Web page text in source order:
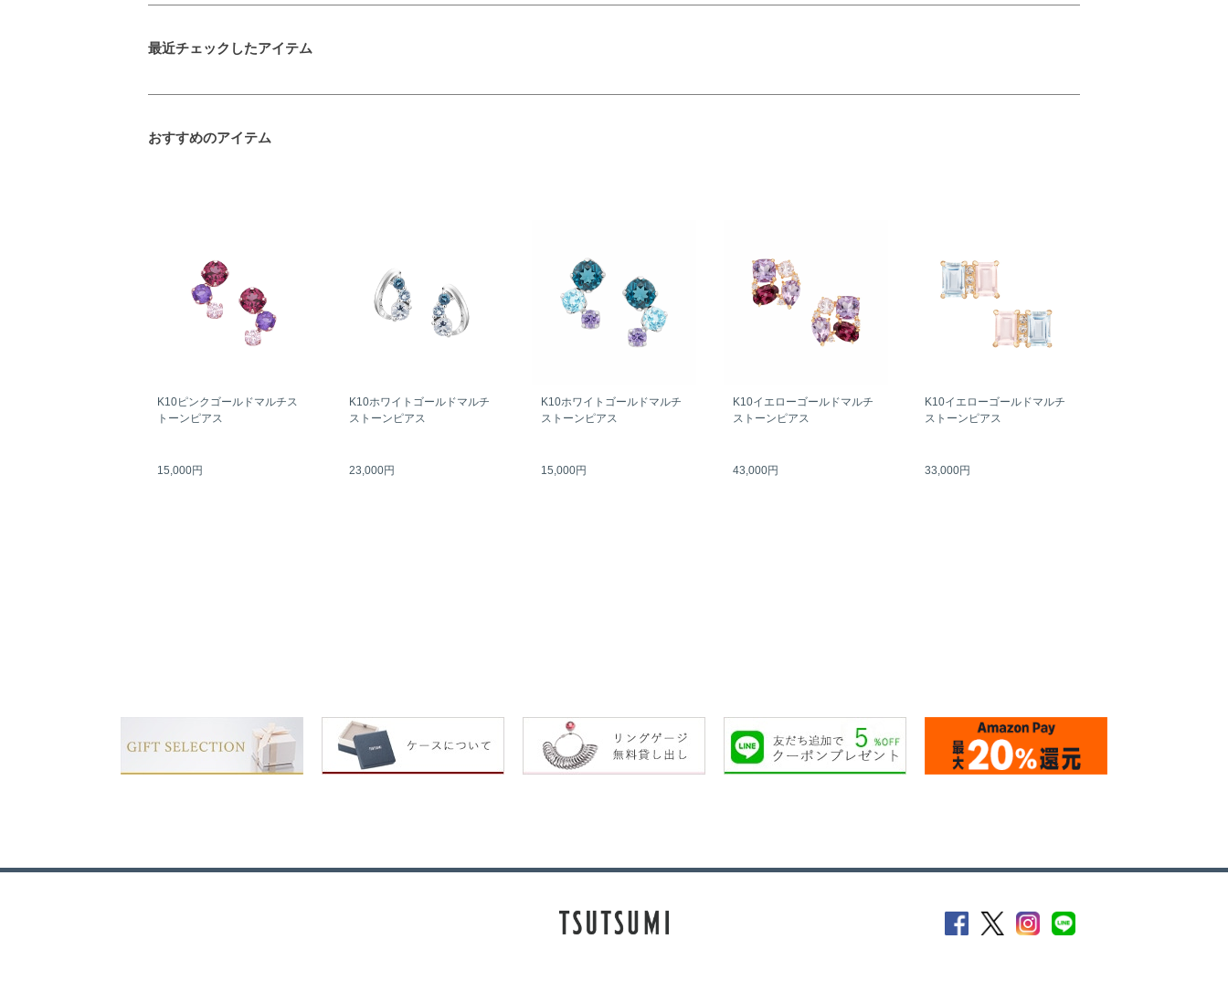
最近チェックしたアイテム
おすすめのアイテム
K10ピンクゴールドマルチス
トーンピアス
15,000円
K10ホワイトゴールドマルチ
ストーンピアス
23,000円
K10ホワイトゴールドマルチ
ストーンピアス
15,000円
K10イエローゴールドマルチ
ストーンピアス
43,000円
K10イエローゴールドマルチ
ストーンピアス
33,000円